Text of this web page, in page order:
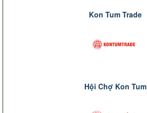
Kon Tum Trade
Hội Chợ Kon Tum